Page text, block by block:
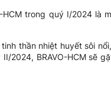
trong quý I/2024 là
thần nhiệt huyết sôi
2024, BRAVO-HCM sẽ